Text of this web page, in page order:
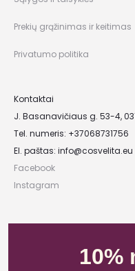
Prekių grąžinimas ir keitimas
Privatumo politika
Kontaktai
J. Basanavičiaus g. 53-4,
Tel. numeris: +37068731756
El. paštas: info@cosvelita.eu
Facebook
Instagram
Įmonės kodas: 303481944
PVM mokėtojo kodas:10%